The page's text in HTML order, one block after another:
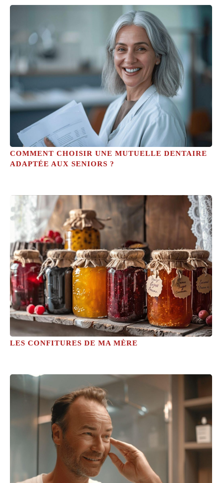
COMMENT CHOISIR UNE MUTUELLE DENTAIRE
ADAPTÉE AUX SENIORS ?
LES CONFITURES DE MA MÈRE